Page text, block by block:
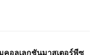
อลเลกชันมาสเตอร์พีซ